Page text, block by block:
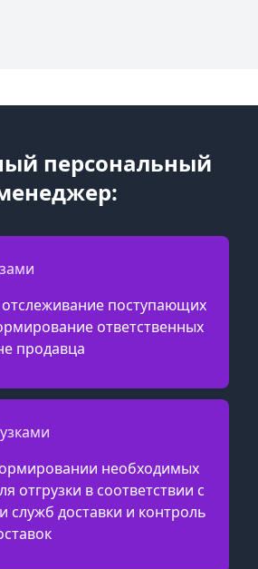
персональный
поступающих
ответственных
продавца
необходимых
отгрузки в соответствии с
служб доставки и контроль